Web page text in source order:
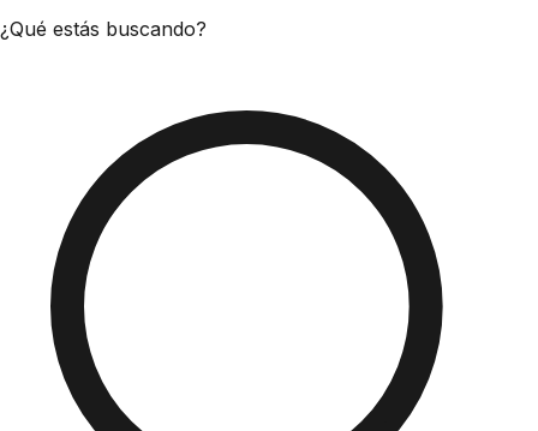
¿Qué estás buscando?